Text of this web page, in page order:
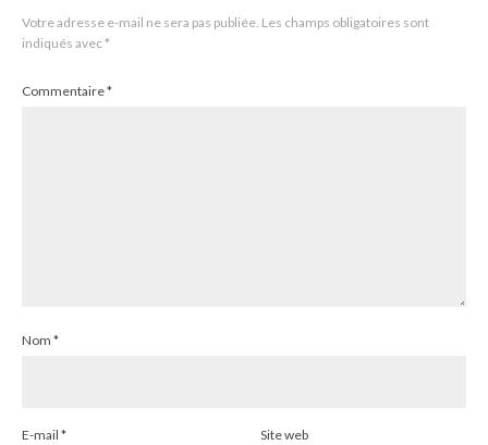
Votre adresse e-mail ne sera pas publiée. Les champs obligatoires sont
indiqués avec*
Commentaire*
Nom *
E-mail * Site web